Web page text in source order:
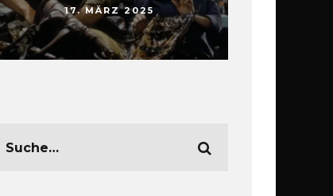
17. MÄRZ 2025